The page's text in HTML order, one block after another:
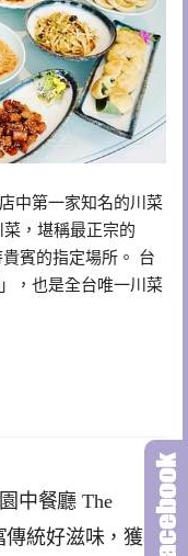
中第一家知名的川菜
，堪稱最正宗的
賓的指定場所。 台
，也是全台唯一川菜
中餐廳 The
傳統好滋味，獲獎